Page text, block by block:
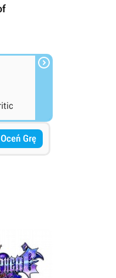

Oceń Grę